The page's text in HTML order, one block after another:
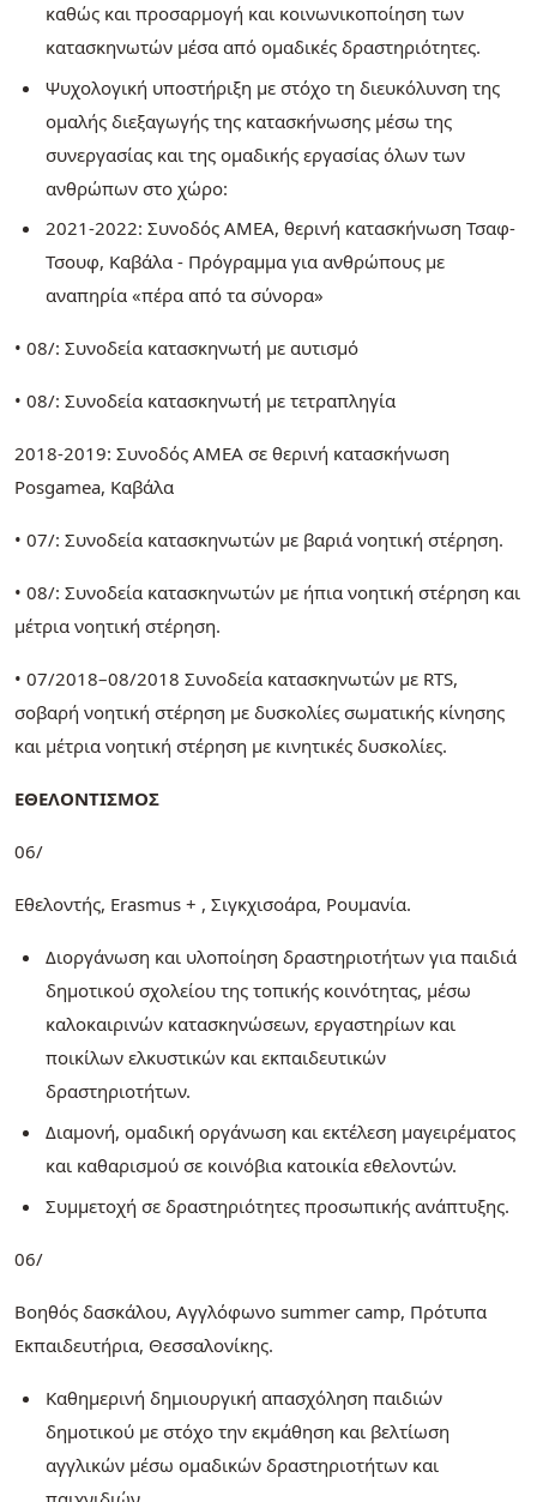
καθώς και προσαρμογή και κοινωνικοποίηση των
κατασκηνωτών μέσα από ομαδικές δραστηριότητες.
Ψυχολογική υποστήριξη με στόχο τη διευκόλυνση της
ομαλής διεξαγωγής της κατασκήνωσης μέσω της
συνεργασίας και της ομαδικής εργασίας όλων των
ανθρώπων στο χώρο:
2021-2022: Συνοδός ΑΜΕΑ, θερινή κατασκήνωση Τσαφ-
Τσουφ, Καβάλα - Πρόγραμμα για ανθρώπους με
αναπηρία «πέρα από τα σύνορα»
• 08/: Συνοδεία κατασκηνωτή με αυτισμό
• 08/: Συνοδεία κατασκηνωτή με τετραπληγία
2018-2019: Συνοδός ΑΜΕΑ σε θερινή κατασκήνωση
Posgamea, Καβάλα
• 07/: Συνοδεία κατασκηνωτών με βαριά νοητική στέρηση.
• 08/: Συνοδεία κατασκηνωτών με ήπια νοητική στέρηση και
μέτρια νοητική στέρηση.
• 07/2018–08/2018 Συνοδεία κατασκηνωτών με RTS,
σοβαρή νοητική στέρηση με δυσκολίες σωματικής κίνησης
και μέτρια νοητική στέρηση με κινητικές δυσκολίες.
ΕΘΕΛΟΝΤΙΣΜΟΣ
06/
Εθελοντής, Erasmus + , Σιγκχισοάρα, Ρουμανία.
Διοργάνωση και υλοποίηση δραστηριοτήτων για παιδιά
δημοτικού σχολείου της τοπικής κοινότητας, μέσω
καλοκαιρινών κατασκηνώσεων, εργαστηρίων και
ποικίλων ελκυστικών και εκπαιδευτικών
δραστηριοτήτων.
Διαμονή, ομαδική οργάνωση και εκτέλεση μαγειρέματος
και καθαρισμού σε κοινόβια κατοικία εθελοντών.
Συμμετοχή σε δραστηριότητες προσωπικής ανάπτυξης.
06/
Βοηθός δασκάλου, Αγγλόφωνο summer camp, Πρότυπα
Εκπαιδευτήρια, Θεσσαλονίκης.
Καθημερινή δημιουργική απασχόληση παιδιών
δημοτικού με στόχο την εκμάθηση και βελτίωση
αγγλικών μέσω ομαδικών δραστηριοτήτων και